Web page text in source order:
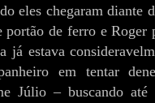
eles chegaram diante
portão de ferro e Roger
já estava
em tentar
Júlio – buscando até